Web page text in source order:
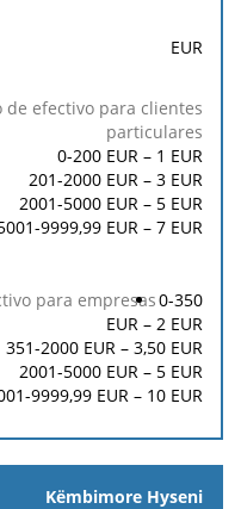
empresas
EUR
0-200 EUR – 1 EUR
201-2000 EUR – 3 EUR
2001-5000 EUR – 5 EUR
9999,99 EUR – 7 EUR
0-350
EUR – 2 EUR
351-2000 EUR – 3,50 EUR
2001-5000 EUR – 5 EUR
9999,99 EUR – 10 EUR
Këmbimore Hyseni